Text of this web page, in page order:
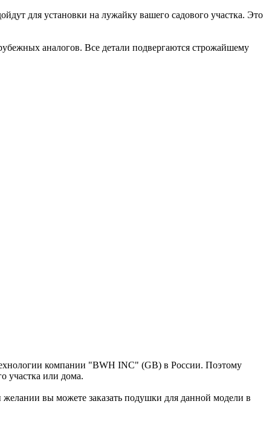
для установки на лужайку вашего садового участка. Это
аналогов. Все детали подвергаются строжайшему
компании "BWH INC" (GB) в России. Поэтому
участка или дома.
вы можете заказать подушки для данной модели в